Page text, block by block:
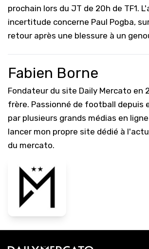
prochain lors du JT de 20h de TF1.
incertitude concerne Paul Pogba,
retour après une blessure à un
Fabien Borne
Fondateur du site Daily Mercato en
frère. Passionné de football depuis
par plusieurs grands médias en
lancer mon propre site dédié à
du mercato.